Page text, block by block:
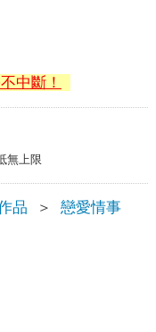
中斷！
無上限
品 ＞ 戀愛情事